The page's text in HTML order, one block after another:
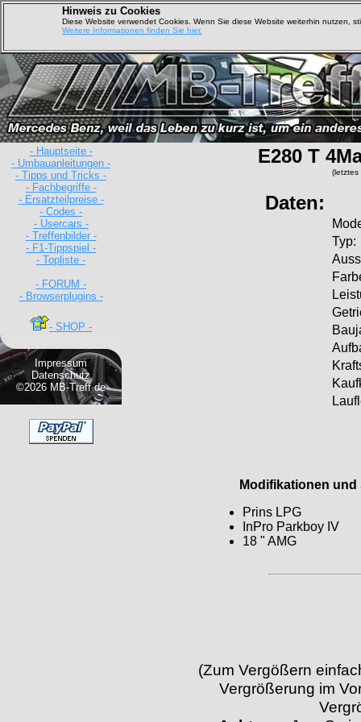
Hinweis zu Cookies
Diese Website verwendet Cookies. Wenn Sie diese Website weiterhin nutzen,
Weitere Informationen finden Sie hier.
- Hauptseite -
- Umbauanleitungen -
- Tipps und Tricks -
- Fachbegriffe -
- Ersatzteilpreise -
- Codes -
- Usercars -
- Treffenbilder -
- F1-Tippspiel -
- Topliste -
- FORUM -
- Browserplugins -
- SHOP -
Impressum
Datenschutz
©2026 MB-Treff.de
E280 T
(letztes
Daten:
Typ:
Modifikationen und
Prins LPG
InPro Parkboy IV
18 " AMG
(Zum Vergößern
Vergrößerung im